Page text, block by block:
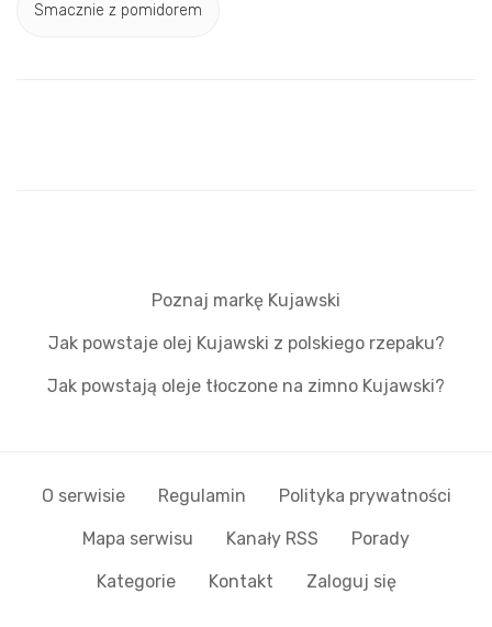
Smacznie z pomidorem
Poznaj markę Kujawski
Jak powstaje olej Kujawski z polskiego rzepaku?
Jak powstają oleje tłoczone na zimno Kujawski?
O serwisie Regulamin Polityka prywatności
Mapa serwisu Kanały RSS Porady
Kategorie Kontakt Zaloguj się